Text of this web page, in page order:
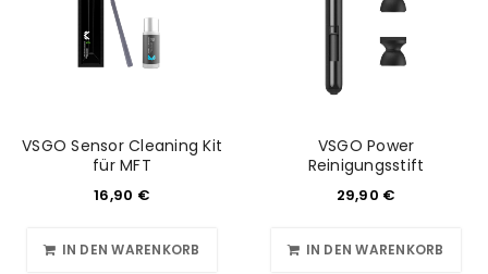
VSGO Sensor Cleaning Kit
für MFT
16,90 €
IN DEN WARENKORB
VSGO Power
Reinigungsstift
29,90 €
IN DEN WARENKORB